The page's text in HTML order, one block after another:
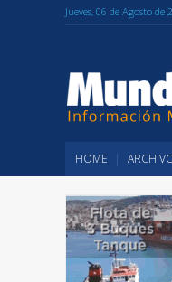
Jueves, 06 de Agosto de
HOME